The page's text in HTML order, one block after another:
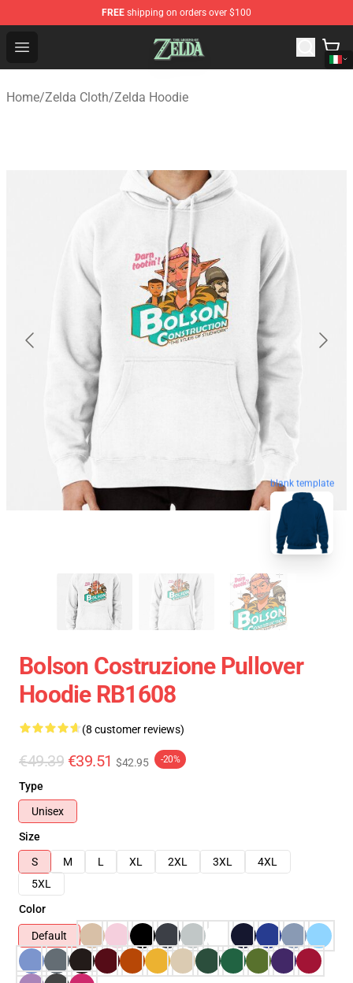
FREE shipping on orders over $100
Open menu
The Legend of Zelda Store - Official The Legend of
Home/Zelda Cloth/Zelda Hoodie
blank template
Bolson Costruzione Pullover
Hoodie RB1608
(8 customer reviews)
€49.39 €39.51 $42.95 -20%
Type
Unisex
Size
S
M L XL 2XL 3XL
4XL
5XL
Color
Default